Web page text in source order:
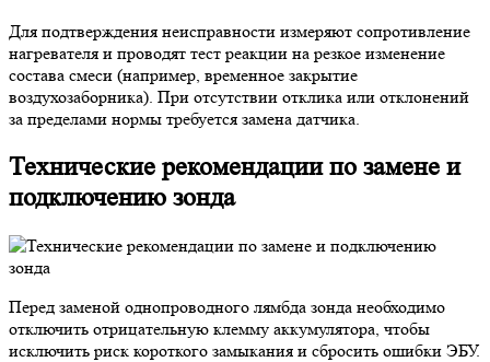
Для подтверждения неисправности измеряют сопротивление
нагревателя и проводят тест реакции на резкое изменение
состава смеси (например, временное закрытие
воздухозаборника). При отсутствии отклика или отклонений
за пределами нормы требуется замена датчика.
Технические рекомендации по замене и
подключению зонда
Перед заменой однопроводного лямбда зонда необходимо
отключить отрицательную клемму аккумулятора, чтобы
исключить риск короткого замыкания и сбросить ошибки ЭБУ.